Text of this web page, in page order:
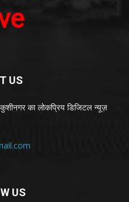
US
का लोकप्रिय डिजिटल न्यूज़
US